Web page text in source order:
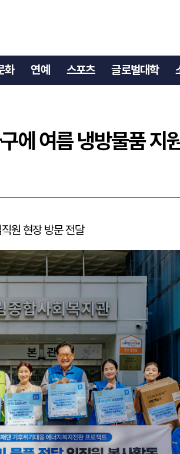
화 연예 스포츠 글로벌대학
에 여름 냉방물품 지원
에 여름 냉방물품 지
원 현장 방문 전달